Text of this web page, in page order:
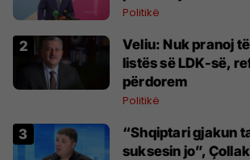
Politikë
Veliu: Nuk pranoj
listës së LDK-së,
përdorem
Politikë
“Shqiptari gjakun
suksesin jo”,